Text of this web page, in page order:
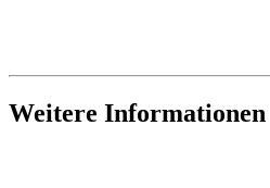
Weitere Informationen